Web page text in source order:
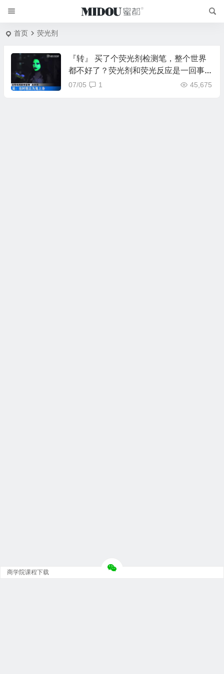
首页 荧光剂
『转』 买了个荧光剂检测笔，整个世界
都不好了？荧光剂和荧光反应是一回事
吗？
07/05 45,675
1
商学院课程下载